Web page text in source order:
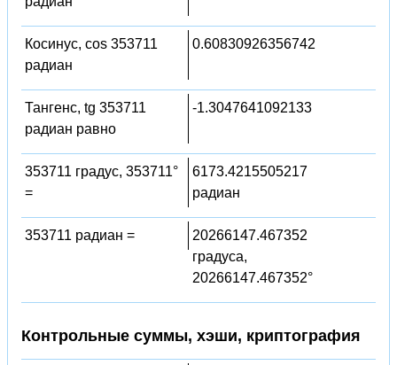
Косинус, cos 353711
радиан
0.60830926356742
Тангенс, tg 353711
радиан равно
-1.3047641092133
353711 градус, 353711°
=
6173.4215505217
радиан
353711 радиан =
20266147.467352
градуса,
20266147.467352°
Контрольные суммы, хэши, криптография